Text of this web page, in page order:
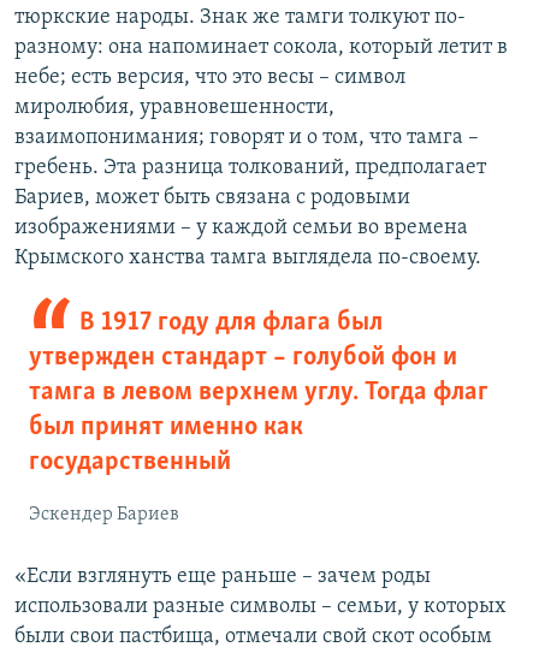
тюркские народы. Знак же тамги толкуют по-
разному: она напоминает сокола, который летит в
небе; есть версия, что это весы – символ
миролюбия, уравновешенности,
взаимопонимания; говорят и о том, что тамга –
гребень. Эта разница толкований, предполагает
Бариев, может быть связана с родовыми
изображениями – у каждой семьи во времена
Крымского ханства тамга выглядела по-своему.
В 1917 году для флага был
утвержден стандарт – голубой фон и
тамга в левом верхнем углу. Тогда флаг
был принят именно как
государственный
Эскендер Бариев
«Если взглянуть еще раньше – зачем роды
использовали разные символы – семьи, у которых
были свои пастбища, отмечали свой скот особым